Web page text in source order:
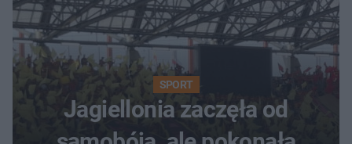
SPORT
Jagiellonia zaczęła od